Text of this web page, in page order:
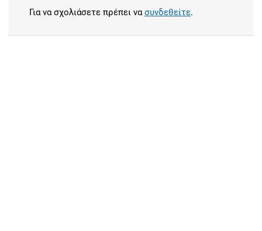
Για να σχολιάσετε πρέπει νασυνδεθείτε.